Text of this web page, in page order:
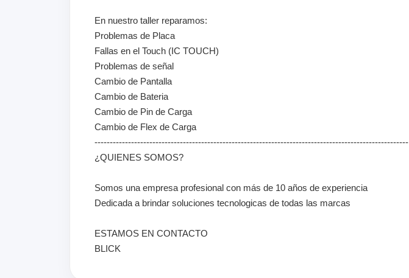
En nuestro taller reparamos:
Problemas de Placa
Fallas en el Touch (IC TOUCH)
Problemas de señal
Cambio de Pantalla
Cambio de Bateria
Cambio de Pin de Carga
Cambio de Flex de Carga
-------------------------------------------------------------------------------------------------------
¿QUIENES SOMOS?
Somos una empresa profesional con más de 10 años de experiencia
Dedicada a brindar soluciones tecnologicas de todas las marcas
ESTAMOS EN CONTACTO
BLICK